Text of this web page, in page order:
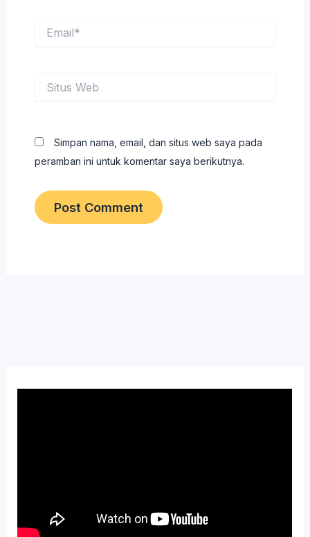
Web
Simpan nama, email, dan situs web saya pada
peramban ini untuk komentar saya berikutnya.